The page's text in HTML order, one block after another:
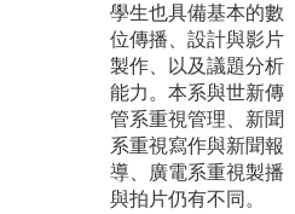
學生也具備基本的數
位傳播、設計與影片
製作、以及議題分析
能力。本系與世新傳
管系重視管理、新聞
系重視寫作與新聞報
導、廣電系重視製播
與拍片仍有不同。